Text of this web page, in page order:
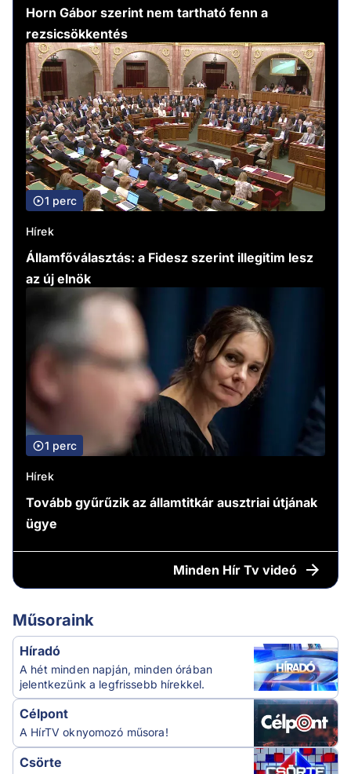
Horn Gábor szerint nem tartható fenn a
rezsicsökkentés
1 perc
Hírek
Államfőválasztás: a Fidesz szerint illegitim lesz
az új elnök
1 perc
Hírek
Tovább gyűrűzik az államtitkár ausztriai útjának
ügye
Minden Hír Tv videó
Műsoraink
Híradó
A hét minden napján, minden órában
jelentkezünk a legfrissebb hírekkel.
Célpont
A HírTV oknyomozó műsora!
Csörte